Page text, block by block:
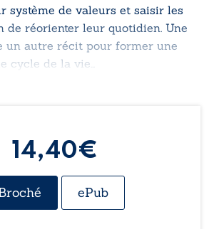
système de valeurs et saisir les
de réorienter leur quotidien. Une
un autre récit pour former une
cycle de la vie…
14,40€
ePub